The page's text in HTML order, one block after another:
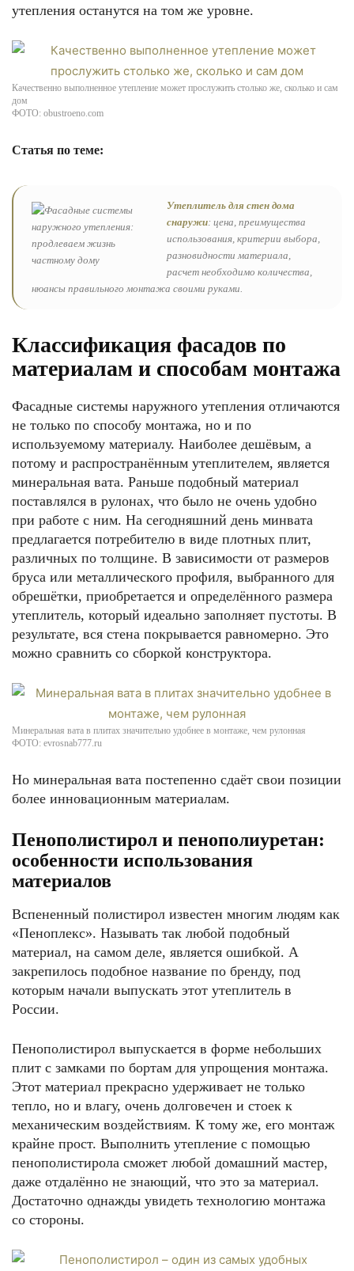
утепления останутся на том же уровне.
Качественно выполненное утепление может прослужить столько же, сколько и сам
дом
ФОТО: obustroeno.com
Статья по теме:
Утеплитель для стен дома
снаружи: цена, преимущества
использования, критерии выбора,
разновидности материала,
расчет необходимо количества,
нюансы правильного монтажа своими руками.
Классификация фасадов по
материалам и способам монтажа
Фасадные системы наружного утепления отличаются
не только по способу монтажа, но и по
используемому материалу. Наиболее дешёвым, а
потому и распространённым утеплителем, является
минеральная вата. Раньше подобный материал
поставлялся в рулонах, что было не очень удобно
при работе с ним. На сегодняшний день минвата
предлагается потребителю в виде плотных плит,
различных по толщине. В зависимости от размеров
бруса или металлического профиля, выбранного для
обрешётки, приобретается и определённого размера
утеплитель, который идеально заполняет пустоты. В
результате, вся стена покрывается равномерно. Это
можно сравнить со сборкой конструктора.
Минеральная вата в плитах значительно удобнее в монтаже, чем рулонная
ФОТО: evrosnab777.ru
Но минеральная вата постепенно сдаёт свои позиции
более инновационным материалам.
Пенополистирол и пенополиуретан:
особенности использования
материалов
Вспененный полистирол известен многим людям как
«Пеноплекс». Называть так любой подобный
материал, на самом деле, является ошибкой. А
закрепилось подобное название по бренду, под
которым начали выпускать этот утеплитель в
России.
Пенополистирол выпускается в форме небольших
плит с замками по бортам для упрощения монтажа.
Этот материал прекрасно удерживает не только
тепло, но и влагу, очень долговечен и стоек к
механическим воздействиям. К тому же, его монтаж
крайне прост. Выполнить утепление с помощью
пенополистирола сможет любой домашний мастер,
даже отдалённо не знающий, что это за материал.
Достаточно однажды увидеть технологию монтажа
со стороны.